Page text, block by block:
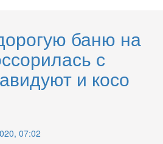
баню на
с
и косо
07:02